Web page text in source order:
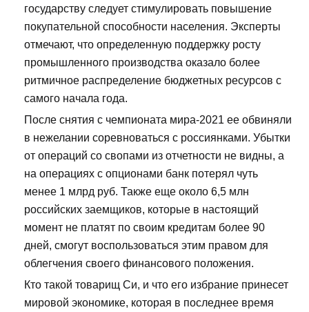
государству следует стимулировать повышение
покупательной способности населения. Эксперты
отмечают, что определенную поддержку росту
промышленного производства оказало более
ритмичное распределение бюджетных ресурсов с
самого начала года.
После снятия с чемпионата мира-2021 ее обвиняли
в нежелании соревноваться с россиянками. Убытки
от операций со свопами из отчетности не видны, а
на операциях с опционами банк потерял чуть
менее 1 млрд руб. Также еще около 6,5 млн
российских заемщиков, которые в настоящий
момент не платят по своим кредитам более 90
дней, смогут воспользоваться этим правом для
облегчения своего финансового положения.
Кто такой товарищ Си, и что его избрание принесет
мировой экономике, которая в последнее время